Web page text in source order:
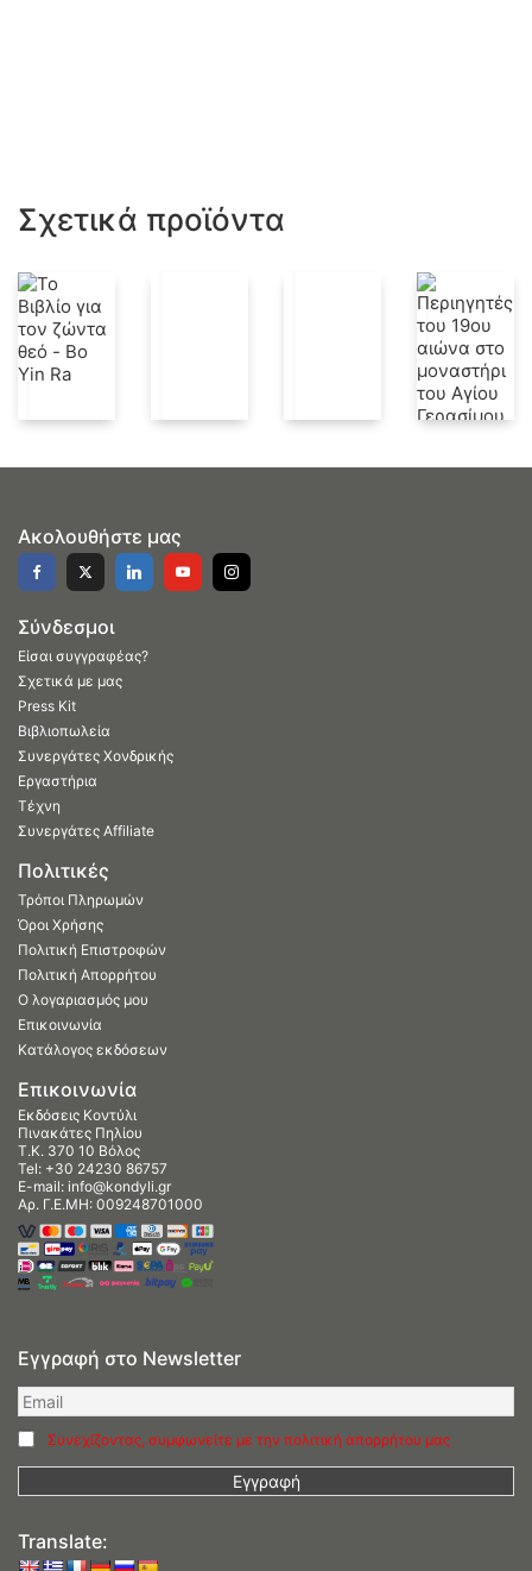
Σχετικά προϊόντα
Ακολουθήστε μας
Σύνδεσμοι
Είσαι συγγραφέας?
Σχετικά με μας
Press Kit
Βιβλιοπωλεία
Συνεργάτες Χονδρικής
Εργαστήρια
Τέχνη
Συνεργάτες Affiliate
Πολιτικές
Τρόποι Πληρωμών
Όροι Χρήσης
Πολιτική Επιστροφών
Πολιτική Απορρήτου
Ο λογαριασμός μου
Επικοινωνία
Κατάλογος εκδόσεων
Επικοινωνία
Εκδόσεις Κοντύλι
Πινακάτες Πηλίου
Τ.Κ. 370 10 Βόλος
Tel: +30 24230 86757
E-mail: info@kondyli.gr
Αρ. Γ.Ε.ΜΗ: 009248701000
Εγγραφή στο Newsletter
Συνεχίζοντας, συμφωνείτε με την πολιτική απορρήτου μας
Translate: